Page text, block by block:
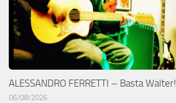
ALESSANDRO FERRETTI – Basta Walter!
06/08/2026